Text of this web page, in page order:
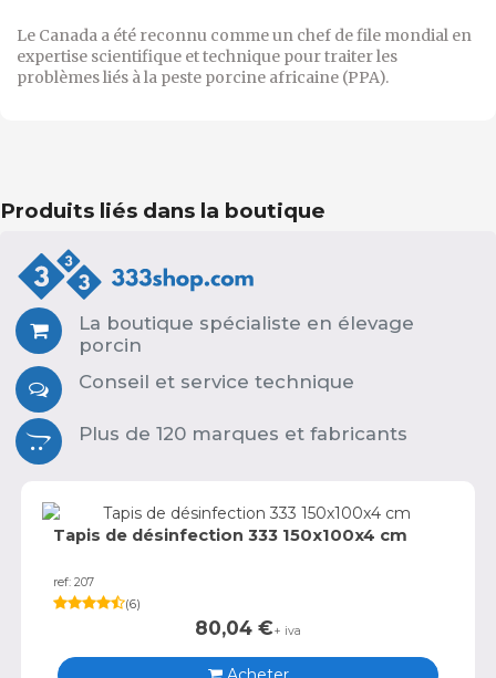
Le Canada a été reconnu comme un chef de file mondial en
expertise scientifique et technique pour traiter les
problèmes liés à la peste porcine africaine (PPA).
Produits liés dans la boutique
La boutique spécialiste en élevage
porcin
Conseil et service technique
Plus de 120 marques et fabricants
Tapis de désinfection 333 150x100x4 cm
ref: 207
(6)
80,04 €+ iva